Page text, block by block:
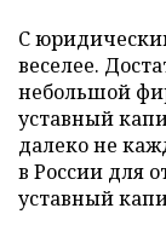
С
веселее.
небольшой
уставный
далеко не
в России для
уставный